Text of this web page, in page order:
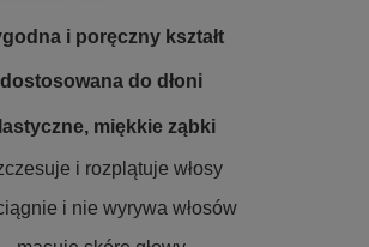
i poręczny kształt
dostosowana do dłoni
miękkie ząbki
i rozplątuje włosy
i nie wyrywa włosów